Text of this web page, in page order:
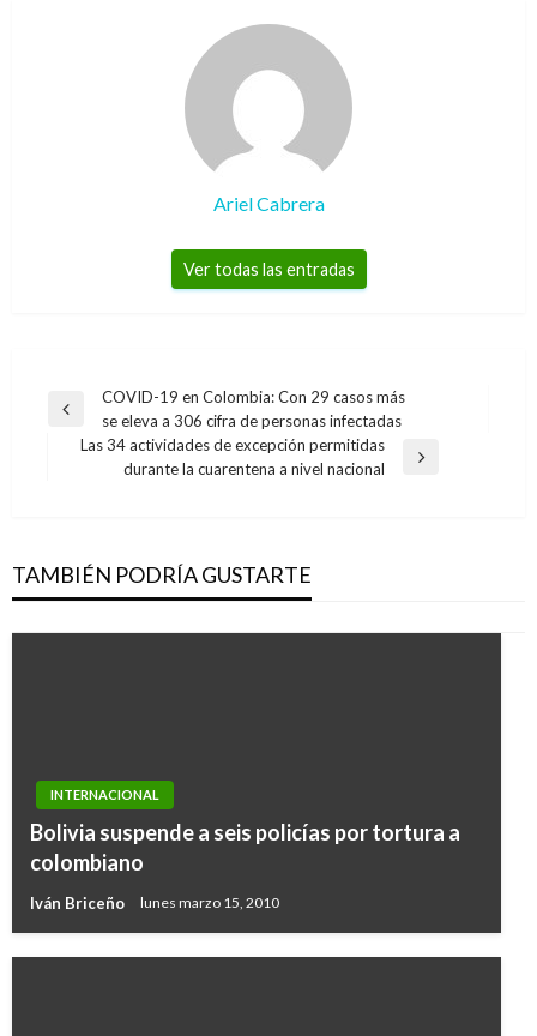
Ariel Cabrera
Ver todas las entradas
Navegación
entradas
Entrada
anterior
COVID-19 en Colombia: Con 29 casos más
se eleva a 306 cifra de personas infectadas
Entrada
Las 34 actividades de excepción permitidas
durante la cuarentena a nivel nacional
TAMBIÉN PODRÍA GUSTARTE
INTERNACIONAL
Bolivia suspende a seis policías por tortura a
colombiano
Iván Briceño lunes marzo 15, 2010